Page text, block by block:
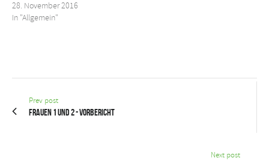
28. November 2016
In "Allgemein"
Prev post
FRAUEN 1 UND 2 - Vorbericht
Next post